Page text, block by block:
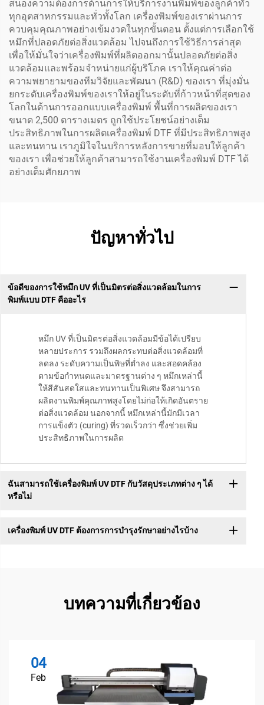
สนองความต้องการด้านการให้บริการงานพิมพ์ของลูกค้าทั่ว
ทุกอุตสาหกรรมและทั่วทั้งโลก เครื่องพิมพ์ของเราผ่านการ
ควบคุมคุณภาพอย่างเข้มงวดในทุกขั้นตอน ตั้งแต่การเลือกใช้
หมึกที่ปลอดภัยต่อสิ่งแวดล้อม ไปจนถึงการใช้วิธีการล่าสุด
เพื่อให้มั่นใจว่าเครื่องพิมพ์ที่ผลิตออกมานั้นปลอดภัยต่อสิ่ง
แวดล้อมและพร้อมจำหน่ายแก่ผู้บริโภค เราให้คุณค่าต่อ
ความพยายามของทีมวิจัยและพัฒนา (R&D) ของเรา ที่มุ่งมั่น
ยกระดับเครื่องพิมพ์ของเราให้อยู่ในระดับที่ก้าวหน้าที่สุดของ
โลกในด้านการออกแบบเครื่องพิมพ์ พื้นที่การผลิตของเรา
ขนาด 2,500 ตารางเมตร ถูกใช้ประโยชน์อย่างเต็ม
ประสิทธิภาพในการผลิตเครื่องพิมพ์ DTF ที่มีประสิทธิภาพสูง
และทนทาน เราภูมิใจในบริการหลังการขายที่มอบให้ลูกค้า
ของเรา เพื่อช่วยให้ลูกค้าสามารถใช้งานเครื่องพิมพ์ DTF ได้
อย่างเต็มศักยภาพ
ปัญหาทั่วไป
ข้อดีของการใช้หมึก UV ที่เป็นมิตรต่อสิ่งแวดล้อมในการ
พิมพ์แบบ DTF คืออะไร
หมึก UV ที่เป็นมิตรต่อสิ่งแวดล้อมมีข้อได้เปรียบ
หลายประการ รวมถึงผลกระทบต่อสิ่งแวดล้อมที่
ลดลง ระดับความเป็นพิษที่ต่ำลง และสอดคล้อง
ตามข้อกำหนดและมาตรฐานต่าง ๆ หมึกเหล่านี้
ให้สีสันสดใสและทนทานเป็นพิเศษ จึงสามารถ
ผลิตงานพิมพ์คุณภาพสูงโดยไม่ก่อให้เกิดอันตราย
ต่อสิ่งแวดล้อม นอกจากนี้ หมึกเหล่านี้มักมีเวลา
การแข็งตัว (curing) ที่รวดเร็วกว่า ซึ่งช่วยเพิ่ม
ประสิทธิภาพในการผลิต
ฉันสามารถใช้เครื่องพิมพ์ UV DTF กับวัสดุประเภทต่าง ๆ ได้
หรือไม่
เครื่องพิมพ์ UV DTF ต้องการการบำรุงรักษาอย่างไรบ้าง
บทความที่เกี่ยวข้อง
04
Feb